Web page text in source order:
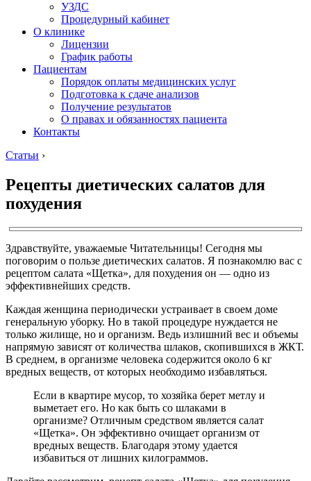
УЗДС
Процедурный кабинет
О клинике
Лицензии
График работы
Пациентам
Порядок оплаты медицинских услуг
Подготовка к сдаче анализов
Получение результатов
О правах и обязанностях пациента
Контакты
Статьи ›
Рецепты диетических салатов для
похудения
Здравствуйте, уважаемые Читательницы! Сегодня мы
поговорим о пользе диетических салатов. Я познакомлю вас с
рецептом салата «Щетка», для похудения он — одно из
эффективнейших средств.
Каждая женщина периодически устраивает в своем доме
генеральную уборку. Но в такой процедуре нуждается не
только жилище, но и организм. Ведь излишний вес и объемы
напрямую зависят от количества шлаков, скопившихся в ЖКТ.
В среднем, в организме человека содержится около 6 кг
вредных веществ, от которых необходимо избавляться.
Если в квартире мусор, то хозяйка берет метлу и
выметает его. Но как быть со шлаками в
организме? Отличным средством является салат
«Щетка». Он эффективно очищает организм от
вредных веществ. Благодаря этому удается
избавиться от лишних килограммов.